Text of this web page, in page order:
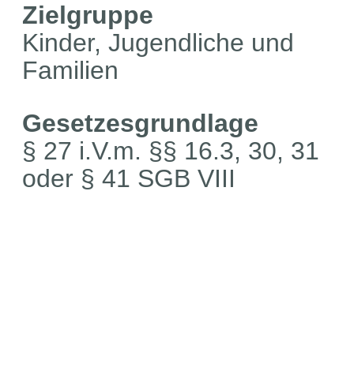
Zielgruppe
Kinder, Jugendliche und
Familien
Gesetzesgrundlage
§ 27 i.V.m. §§ 16.3, 30, 31
oder § 41 SGB VIII